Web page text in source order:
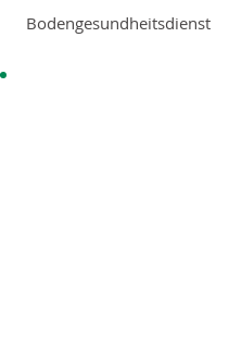
Bodengesundheitsdienst